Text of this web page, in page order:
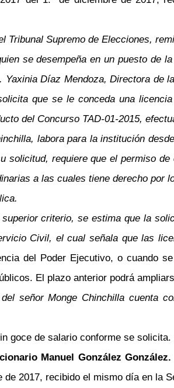
Tribunal Supremo de Elecciones,
se desempeña en un puesto
Díaz Mendoza, Directora
que se le conceda una
del Concurso TAD-01-2015,
labora para la institución
solicitud, requiere que el permiso
a las cuales tiene derecho
criterio, se estima que la
Civil, el cual señala que las
del Poder Ejecutivo, o cuando
El plazo anterior podrá
señor Monge Chinchilla cuenta
goce de salario conforme se solicita.
Manuel González González.
de 2017, recibido el mismo día en la